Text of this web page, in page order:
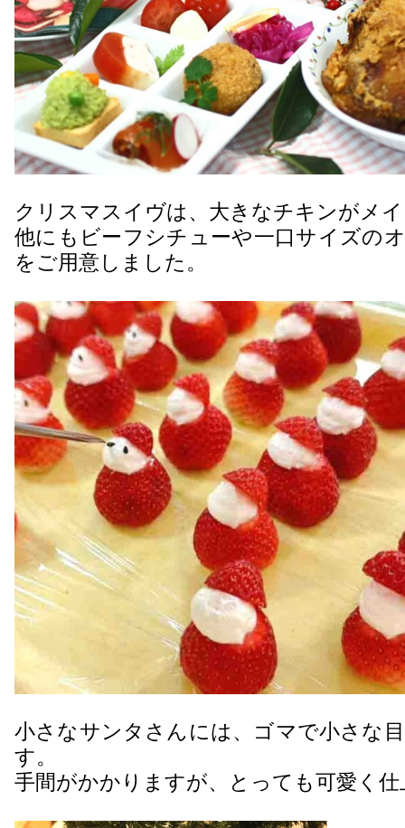
クリスマスイヴは、大きなチキンがメ
他にもビーフシチューや一口サイズの
をご用意しました。
小さなサンタさんには、ゴマで小さな
す。
手間がかかりますが、とっても可愛く